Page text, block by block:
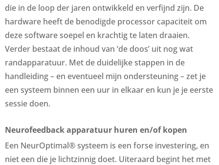
die in de loop der jaren ontwikkeld en verfijnd zijn. De
hardware heeft de benodigde processor capaciteit om
deze software soepel en krachtig te laten draaien.
Verder bestaat de inhoud van ‘de doos’ uit nog wat
randapparatuur. Met de duidelijke stappen in de
handleiding – en eventueel mijn ondersteuning – zet je
een systeem binnen een uur in elkaar en kun je je eerste
sessie doen.
Neurofeedback apparatuur huren en/of kopen
Een NeurOptimal® systeem is een forse investering, en
niet een die je lichtzinnig doet. Uiteraard begint het met